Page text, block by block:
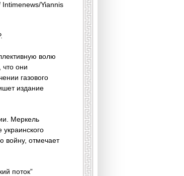
Yiannis
волю
что они
газового
издание
Меркель
войну, отмечает
поток”